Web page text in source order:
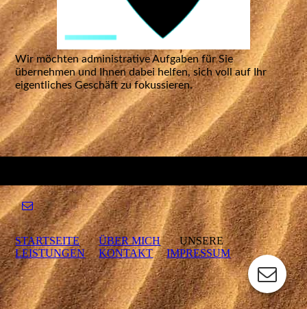
Wir möchten administrative Aufgaben für Sie
übernehmen und Ihnen dabei helfen, sich voll auf Ihr
eigentliches Geschäft zu fokussieren.
STARTSEITE ÜBER MICHUNSERE
LEISTUNGEN
KONTAKT IMPRESSUM